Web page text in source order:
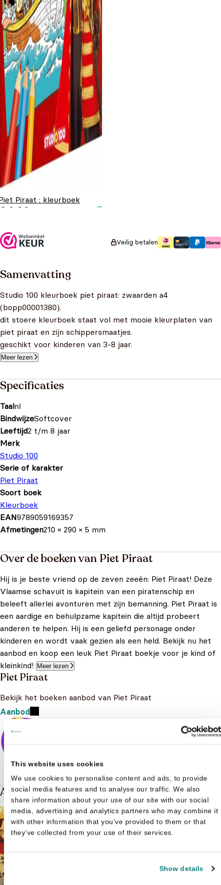
This website uses cookies
We use cookies to personalise content and ads, to provide
social media features and to analyse our traffic. We also
share information about your use of our site with our social
media, advertising and analytics partners who may combine it
with other information that you’ve provided to them or that
they’ve collected from your use of their services.
Show details
Piraat : kleurboek
4,99
Veilig betalen
Samenvatting
Studio 100 kleurboek piet piraat: zwaarden a4
(bopp00001380).
dit stoere kleurboek staat vol met mooie kleurplaten van
piet piraat en zijn schippersmaatjes.
geschikt voor kinderen van 3-8 jaar.
Meer lezen
Specificaties
Taalnl
BindwijzeSoftcover
Leeftijd2 t/m 8 jaar
Merk
Studio 100
Serie of karakter
Piet Piraat
Soort boek
Kleurboek
EAN9789059169357
Afmetingen210 × 290 × 5 mm
Over de boeken van Piet Piraat
Hij is je beste vriend op de zeven zeeën: Piet Piraat! Deze
Vlaamse schavuit is kapitein van een piratenschip en
beleeft allerlei avonturen met zijn bemanning. Piet Piraat is
een aardige en behulpzame kapitein die altijd probeert
anderen te helpen. Hij is een geliefd personage onder
kinderen en wordt vaak gezien als een held. Bekijk nu het
aanbod en koop een leuk Piet Piraat boekje voor je kind of
kleinkind!
Meer lezen
Piet Piraat
Bekijk het boeken aanbod van Piet Piraat
Aanbod
Andere boeken over Piet Piraat